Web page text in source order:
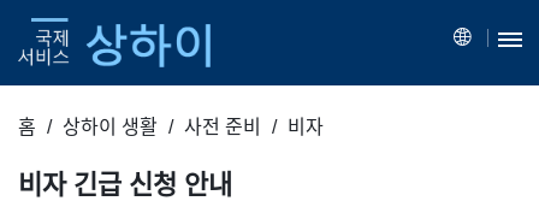
홈 상하이 생활 사전 준비 비자
비자 긴급 신청 안내